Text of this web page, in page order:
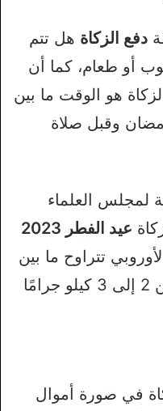
دفع الزكاة هل تتم
أو طعام، كما أن
هو الوقت ما بين
وقبل صلاة
لمجلس العلماء
عيد الفطر 2023
تتراوح ما بين
10 إلى 12 يورو بما يعادل من 2 إلى 3 كيلو جرامًا
في صورة أموال